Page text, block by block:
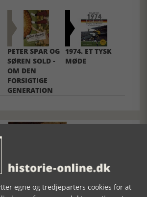
PETER SPAR OG
SØREN SOLD -
OM DEN
FORSIGTIGE
GENERATION
1974. ET TYSK
MØDE
af moselig i verden på Museum
egne og tredjeparters cookies for at